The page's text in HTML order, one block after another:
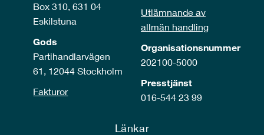
Box 310, 631 04
Eskilstuna
Gods
Partihandlarvägen
61, 12044 Stockholm
Fakturor
Utlämnande av
allmän handling
Organisationsnummer
202100-5000
Presstjänst
016-544 23 99
Länkar